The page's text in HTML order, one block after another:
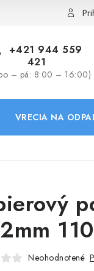
+421 944 559
421
– pá: 8:00 – 16:00)
VRECIA NA
Neohodnotené